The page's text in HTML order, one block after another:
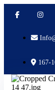
167-